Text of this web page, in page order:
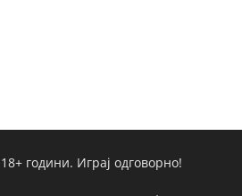
години. Играј одговорно!